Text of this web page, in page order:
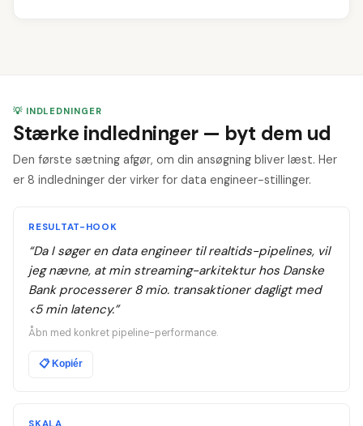
💡 INDLEDNINGER
Stærke indledninger — byt dem ud
Den første sætning afgør, om din ansøgning bliver læst. Her
er 8 indledninger der virker for data engineer-stillinger.
RESULTAT-HOOK
“Da I søger en data engineer til realtids-pipelines, vil
jeg nævne, at min streaming-arkitektur hos Danske
Bank processerer 8 mio. transaktioner dagligt med
<5 min latency.”
Åbn med konkret pipeline-performance.
📋Kopiér